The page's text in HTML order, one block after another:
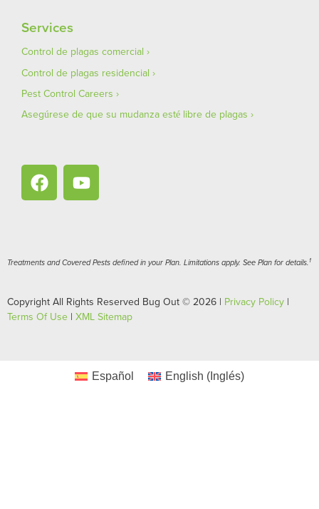
Services
Control de plagas comercial
Control de plagas residencial
Pest Control Careers
Asegúrese de que su mudanza esté libre de plagas
Treatments and Covered Pests defined in your Plan. Limitations apply. See Plan for details. 1
Copyright All Rights Reserved Bug Out © 2026 | Privacy Policy |
Terms Of Use | XML Sitemap
Español English ( Inglés)